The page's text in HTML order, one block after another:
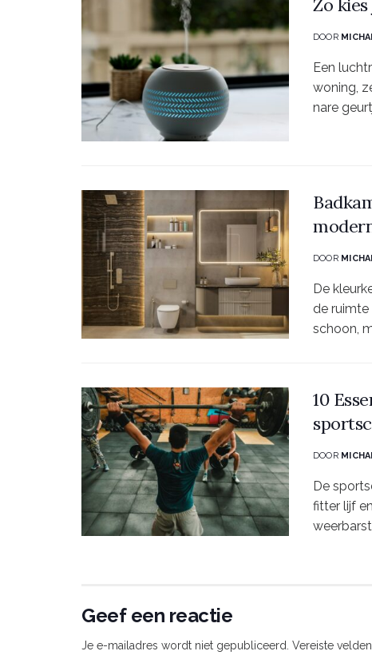
Zo
DOOR
Een
woning,
nare
DOOR
De
de ruimte
schoon,
10
DOOR
De
fitter lijf
Geef een reactie
Je e-mailadres wordt niet gepubliceerd. Vereiste